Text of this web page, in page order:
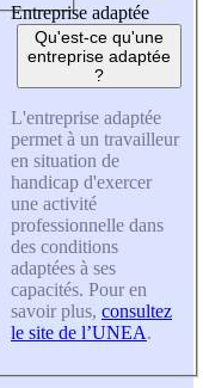
Entreprise adaptée
Qu'est-ce qu'une
entreprise adaptée
?
L'entreprise adaptée
permet à un travailleur
en situation de
handicap d'exercer
une activité
professionnelle dans
des conditions
adaptées à ses
capacités. Pour en
savoir plus, consultez
le site de l’UNEA.